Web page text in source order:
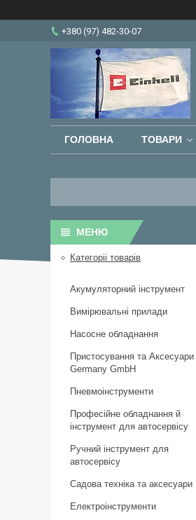
+380 (97) 482-30-07
ГОЛОВНА ТОВАРИ
Категоріі товарів
Акумуляторний інструмент
Вимірювальні прилади
Насосне обладнання
Пристосування та
Germany GmbH
Пневмоінструменти
Професійне обладнання й
інструмент для автосервісу
Ручний інструмент для
автосервісу
Садова техніка та аксесуари
Електроінструменти